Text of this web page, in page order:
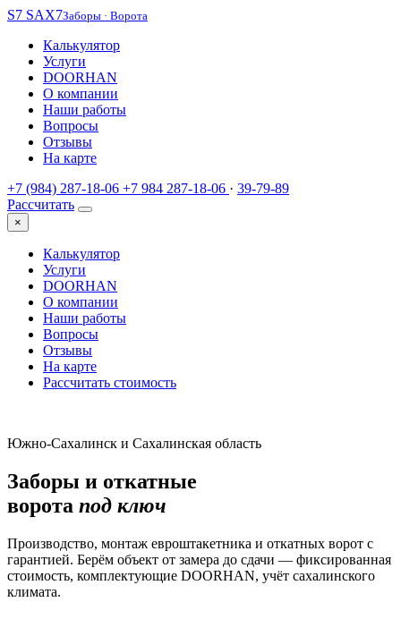
S7 SAX7Заборы · Ворота
Калькулятор
Услуги
DOORHAN
О компании
Наши работы
Вопросы
Отзывы
На карте
+7 (984) 287-18-06 +7 984 287-18-06 · 39-79-89
Рассчитать
×
Калькулятор
Услуги
DOORHAN
О компании
Наши работы
Вопросы
Отзывы
На карте
Рассчитать стоимость
Южно-Сахалинск и Сахалинская область
Заборы и откатные
ворота под ключ
Производство, монтаж евроштакетника и откатных ворот с
гарантией. Берём объект от замера до сдачи — фиксированная
стоимость, комплектующие DOORHAN, учёт сахалинского
климата.